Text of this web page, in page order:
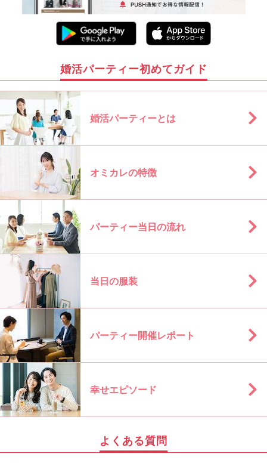
婚活パーティー初めてガイド
婚活パーティーとは
オミカレの特徴
パーティー当日の流れ
当日の服装
パーティー開催レポート
幸せエピソード
よくある質問